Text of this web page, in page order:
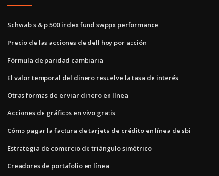
Schwab s & p 500 index fund swppx performance
Precio de las acciones de dell hoy por acción
Fórmula de paridad cambiaria
El valor temporal del dinero resuelve la tasa de interés
Otras formas de enviar dinero en línea
Acciones de gráficos en vivo gratis
Cómo pagar la factura de tarjeta de crédito en línea de sbi
Estrategia de comercio de triángulo simétrico
Creadores de portafolio en línea